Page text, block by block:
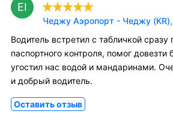
EI
Чеджу Аэропорт - Чеджу
Водитель встретил с табличкой
паспортного контроля, помог довезти
угостил нас водой и мандаринами.
и добрый водитель.
Оставить отзыв